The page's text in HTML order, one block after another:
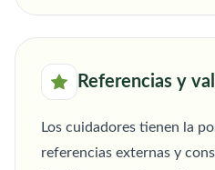
Referencias y
Los cuidadores tienen la
referencias externas y